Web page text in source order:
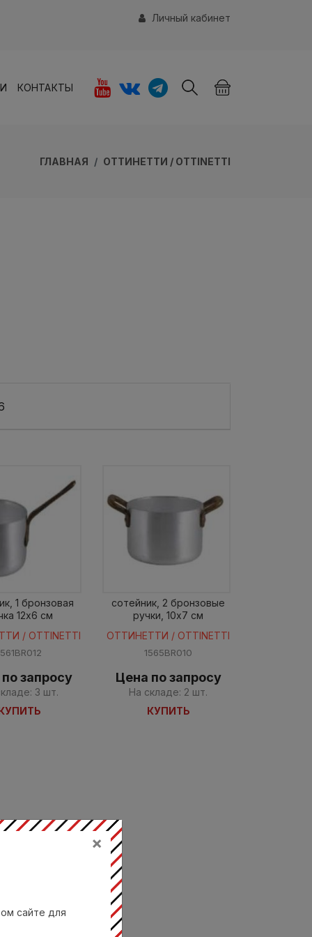
Личный кабинет
КОНТАКТЫ
ГЛАВНАЯ ОТТИНЕТТИ / OTTINETTI
1 бронзовая
12х6 см
/ OTTINETTI
запросу
3 шт.
сотейник, 2 бронзовые
ручки, 10х7 см
ОТТИНЕТТИ / OTTINETTI
1565BR010
Цена по запросу
На складе: 2 шт.
КУПИТЬ
×
сайте для